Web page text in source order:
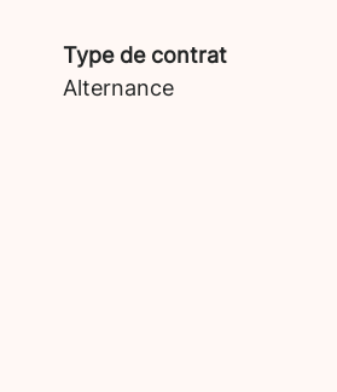
Type de contrat
Alternance